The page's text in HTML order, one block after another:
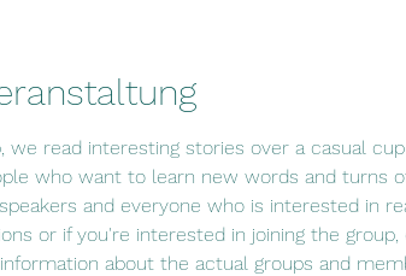
we read interesting stories over a casual
who want to learn new words and turns
and everyone who is interested in
or if you're interested in joining the
about the actual groups and